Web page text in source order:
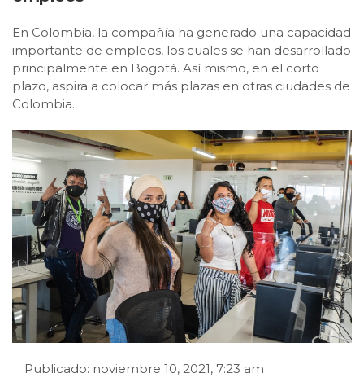
En Colombia, la compañía ha generado una capacidad
importante de empleos, los cuales se han desarrollado
principalmente en Bogotá. Así mismo, en el corto
plazo, aspira a colocar más plazas en otras ciudades de
Colombia.
Publicado: noviembre 10, 2021, 7:23 am